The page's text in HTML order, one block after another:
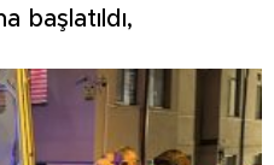
başlatıldı,